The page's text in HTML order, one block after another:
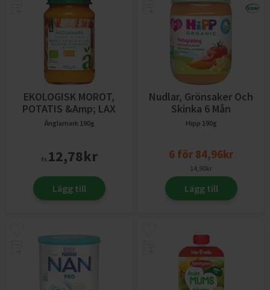
EKOLOGISK MOROT,
POTATIS &amp; LAX
Änglamark 190g
fr. 12,78kr
Lägg till
Nudlar, Grönsaker Och
Skinka 6 Mån
Hipp 190g
6 för 84,96kr
14,90kr
Lägg till